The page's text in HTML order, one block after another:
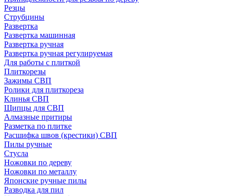
Резцы
Струбцины
Развертка
Развертка машинная
Развертка ручная
Развертка ручная регулируемая
Для работы с плиткой
Плиткорезы
Зажимы СВП
Ролики для плиткореза
Клинья СВП
Щипцы для СВП
Алмазные притиры
Разметка по плитке
Расшифка швов (крестики) СВП
Пилы ручные
Стусла
Ножовки по дереву
Ножовки по металлу
Японские ручные пилы
Разводка для пил